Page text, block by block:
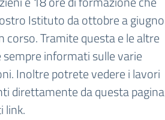
Istituto da ottobre a giugno
corso. Tramite questa e le altre
informati sulle varie
Inoltre potrete vedere i lavori
direttamente da questa pagina
link.